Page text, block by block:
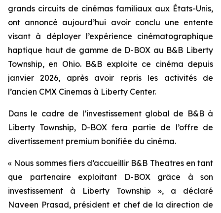
grands circuits de cinémas familiaux aux États-Unis,
ont annoncé aujourd’hui avoir conclu une entente
visant à déployer l’expérience cinématographique
haptique haut de gamme de D-BOX au B&B Liberty
Township, en Ohio. B&B exploite ce cinéma depuis
janvier 2026, après avoir repris les activités de
l’ancien CMX Cinemas à Liberty Center.
Dans le cadre de l’investissement global de B&B à
Liberty Township, D-BOX fera partie de l’offre de
divertissement premium bonifiée du cinéma.
« Nous sommes fiers d’accueillir B&B Theatres en tant
que partenaire exploitant D-BOX grâce à son
investissement à Liberty Township », a déclaré
Naveen Prasad, président et chef de la direction de